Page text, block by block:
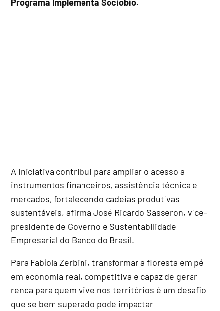
Programa Implementa Sociobio.
A iniciativa contribui para ampliar o acesso a
instrumentos financeiros, assistência técnica e
mercados, fortalecendo cadeias produtivas
sustentáveis, afirma José Ricardo Sasseron, vice-
presidente de Governo e Sustentabilidade
Empresarial do Banco do Brasil.
Para Fabíola Zerbini, transformar a floresta em pé
em economia real, competitiva e capaz de gerar
renda para quem vive nos territórios é um desafio
que se bem superado pode impactar